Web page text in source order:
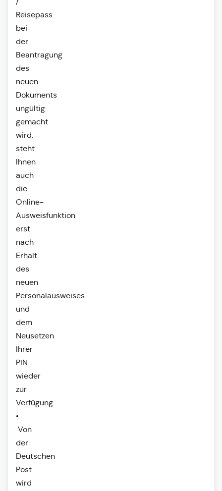
Reisepass
bei
der
Beantragung
des
neuen
Dokuments
ungültig
gemacht
wird,
steht
Ihnen
auch
die
Online-
Ausweisfunktion
erst
nach
Erhalt
des
neuen
Personalausweises
und
dem
Neusetzen
Ihrer
PIN
wieder
zur
Verfügung.
•
Von
der
Deutschen
Post
wird